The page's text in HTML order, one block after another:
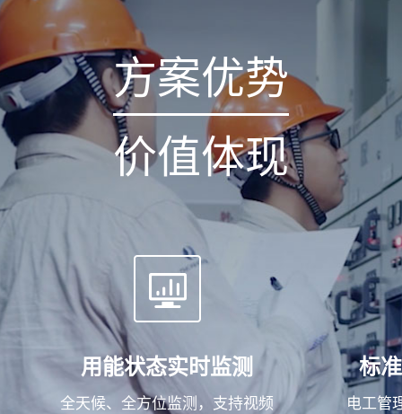
方案优势
价值体现
用能状态实时监测
全天候、全方位监测，支持视频
标
电工管